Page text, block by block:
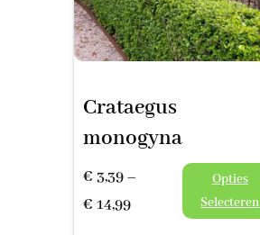
Crataegus
monogyna
€ 3,39–
€ 14,99Prijsklasse:
Opties
Selecteren